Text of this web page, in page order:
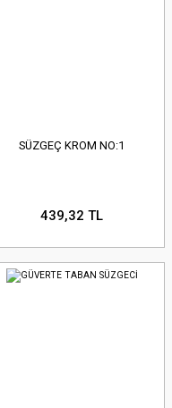
SÜZGEÇ KROM NO:1
439,32 TL